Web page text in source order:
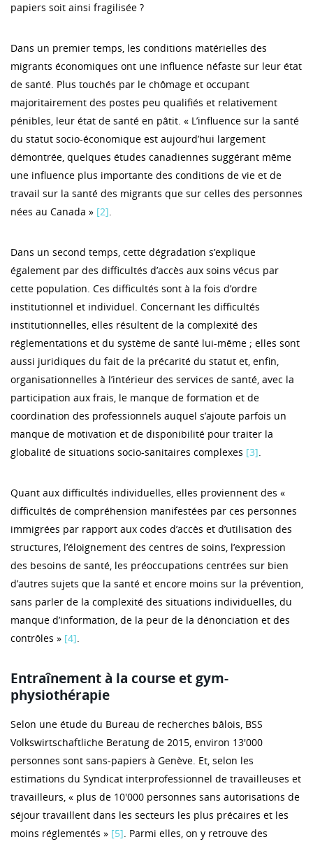
papiers soit ainsi fragilisée ?
Dans un premier temps, les conditions matérielles des
migrants économiques ont une influence néfaste sur leur état
de santé. Plus touchés par le chômage et occupant
majoritairement des postes peu qualifiés et relativement
pénibles, leur état de santé en pâtit. « L’influence sur la santé
du statut socio-économique est aujourd’hui largement
démontrée, quelques études canadiennes suggérant même
une influence plus importante des conditions de vie et de
travail sur la santé des migrants que sur celles des personnes
nées au Canada » [2].
Dans un second temps, cette dégradation s’explique
également par des difficultés d’accès aux soins vécus par
cette population. Ces difficultés sont à la fois d’ordre
institutionnel et individuel. Concernant les difficultés
institutionnelles, elles résultent de la complexité des
réglementations et du système de santé lui-même ; elles sont
aussi juridiques du fait de la précarité du statut et, enfin,
organisationnelles à l’intérieur des services de santé, avec la
participation aux frais, le manque de formation et de
coordination des professionnels auquel s’ajoute parfois un
manque de motivation et de disponibilité pour traiter la
globalité de situations socio-sanitaires complexes [3].
Quant aux difficultés individuelles, elles proviennent des «
difficultés de compréhension manifestées par ces personnes
immigrées par rapport aux codes d’accès et d’utilisation des
structures, l’éloignement des centres de soins, l’expression
des besoins de santé, les préoccupations centrées sur bien
d’autres sujets que la santé et encore moins sur la prévention,
sans parler de la complexité des situations individuelles, du
manque d’information, de la peur de la dénonciation et des
contrôles » [4].
Entraînement à la course et gym-
physiothérapie
Selon une étude du Bureau de recherches bâlois, BSS
Volkswirtschaftliche Beratung de 2015, environ 13'000
personnes sont sans-papiers à Genève. Et, selon les
estimations du Syndicat interprofessionnel de travailleuses et
travailleurs, « plus de 10'000 personnes sans autorisations de
séjour travaillent dans les secteurs les plus précaires et les
moins réglementés » [5]. Parmi elles, on y retrouve des